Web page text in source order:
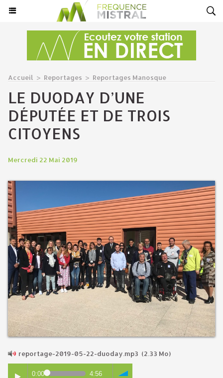
Accueil > Reportages > Reportages Manosque
LE DUODAY D’UNE
DÉPUTÉE ET DE TROIS
CITOYENS
Mercredi 22 Mai 2019
reportage-2019-05-22-duoday.mp3 (2.33 Mo)
0:00 4:56